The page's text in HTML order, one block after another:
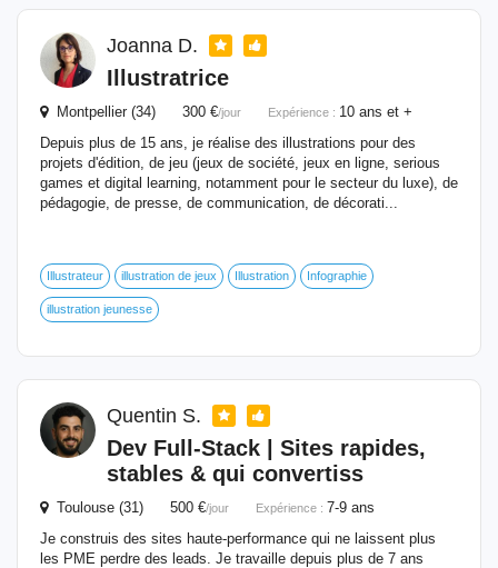
Joanna D.
Illustratrice
Montpellier (34) 300 €/jour Expérience : 10 ans et +
Depuis plus de 15 ans, je réalise des illustrations pour des
projets d'édition, de jeu (jeux de société, jeux en ligne, serious
games et digital learning, notamment pour le secteur du luxe), de
pédagogie, de presse, de communication, de décorati...
Illustrateur illustration de jeux Illustration Infographie
illustration jeunesse
Quentin S.
Dev Full-Stack | Sites rapides,
stables & qui convertiss
Toulouse (31) 500 €/jour Expérience : 7-9 ans
Je construis des sites haute-performance qui ne laissent plus
les PME perdre des leads. Je travaille depuis plus de 7 ans